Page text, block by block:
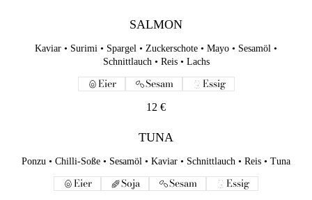
SALMON
Kaviar • Surimi • Spargel • Zuckerschote • Mayo • Sesamöl •
Schnittlauch • Reis • Lachs
12 €
Eier Sesam Essig
TUNA
Ponzu • Chilli-Soße • Sesamöl • Kaviar • Schnittlauch • Reis • Tuna
Eier Soja Sesam Essig